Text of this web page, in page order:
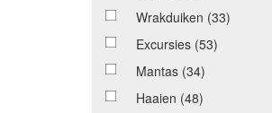
Wrakduiken (33)
Excursies (53)
Mantas (34)
Haaien (48)